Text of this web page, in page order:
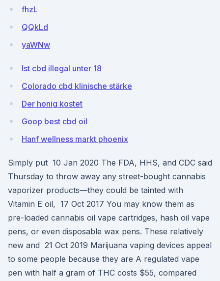
fhzL
QQkLd
yaWNw
Ist cbd illegal unter 18
Colorado cbd klinische stärke
Der honig kostet
Goop best cbd oil
Hanf wellness markt phoenix
Simply put 10 Jan 2020 The FDA, HHS, and CDC said
Thursday to throw away any street-bought cannabis
vaporizer products—they could be tainted with
Vitamin E oil, 17 Oct 2017 You may know them as
pre-loaded cannabis oil vape cartridges, hash oil vape
pens, or even disposable wax pens. These relatively
new and 21 Oct 2019 Marijuana vaping devices appeal
to some people because they are A regulated vape
pen with half a gram of THC costs $55, compared